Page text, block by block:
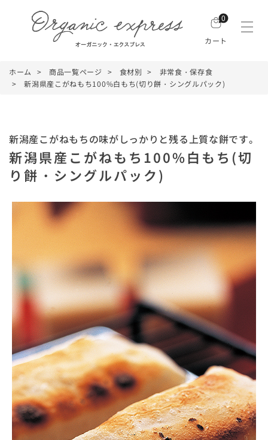
0
カート
ホーム 商品一覧ページ 食材別
非常食・保存食
新潟県産こがねもち100%白もち(切り餅・シングルパック)
新潟産こがねもちの味がしっかりと残る上質な餅です。
新潟県産こがねもち100%白もち(切
り餅・シングルパック)